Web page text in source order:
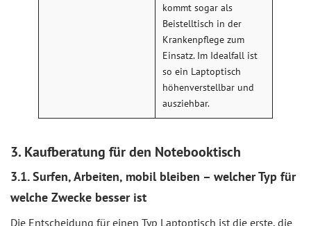
kommt sogar als
Beistelltisch in der
Krankenpflege zum
Einsatz. Im Idealfall ist
so ein Laptoptisch
höhenverstellbar und
ausziehbar.
3. Kaufberatung für den Notebooktisch
3.1. Surfen, Arbeiten, mobil bleiben – welcher Typ für
welche Zwecke besser ist
Die Entscheidung für einen Typ Laptoptisch ist die erste, die